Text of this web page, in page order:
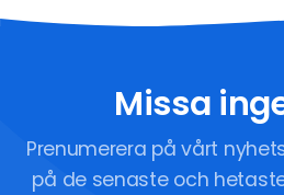
Missa
Prenumerera på vårt
på de senaste och